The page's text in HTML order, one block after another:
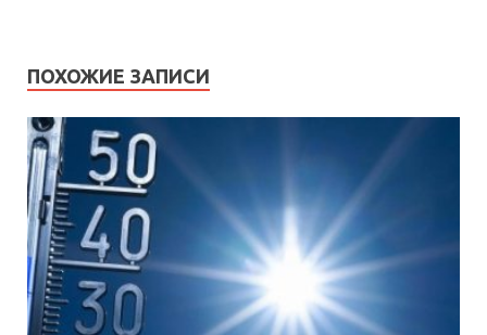
ПОХОЖИЕ ЗАПИСИ